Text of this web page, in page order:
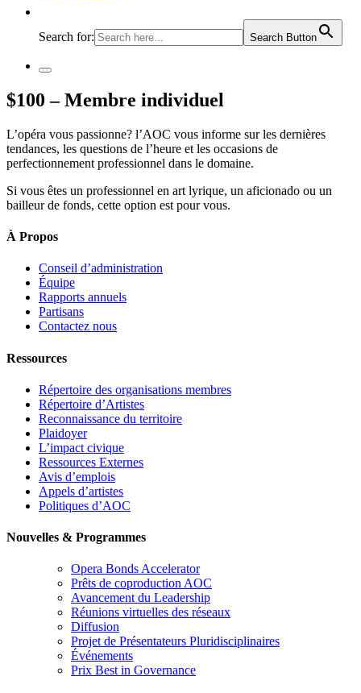
Search for: Search Button
$100 – Membre individuel
L’opéra vous passionne? l’AOC vous informe sur les dernières
tendances, les questions de l’heure et les occasions de
perfectionnement professionnel dans le domaine.
Si vous êtes un professionnel en art lyrique, un aficionado ou un
bailleur de fonds, cette option est pour vous.
À Propos
Conseil d’administration
Équipe
Rapports annuels
Partisans
Contactez nous
Ressources
Répertoire des organisations membres
Répertoire d’Artistes
Reconnaissance du territoire
Plaidoyer
L’impact civique
Ressources Externes
Avis d’emplois
Appels d’artistes
Politiques d’AOC
Nouvelles & Programmes
Opera Bonds Accelerator
Prêts de coproduction AOC
Avancement du Leadership
Réunions virtuelles des réseaux
Diffusion
Projet de Présentateurs Pluridisciplinaires
Événements
Prix Best in Governance